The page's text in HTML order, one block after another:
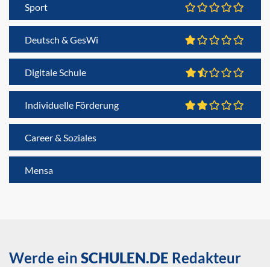
Sport
Deutsch & GesWi
Digitale Schule
Individuelle Förderung
Career & Soziales
Mensa
Werde ein SCHULEN.DE Redakteur